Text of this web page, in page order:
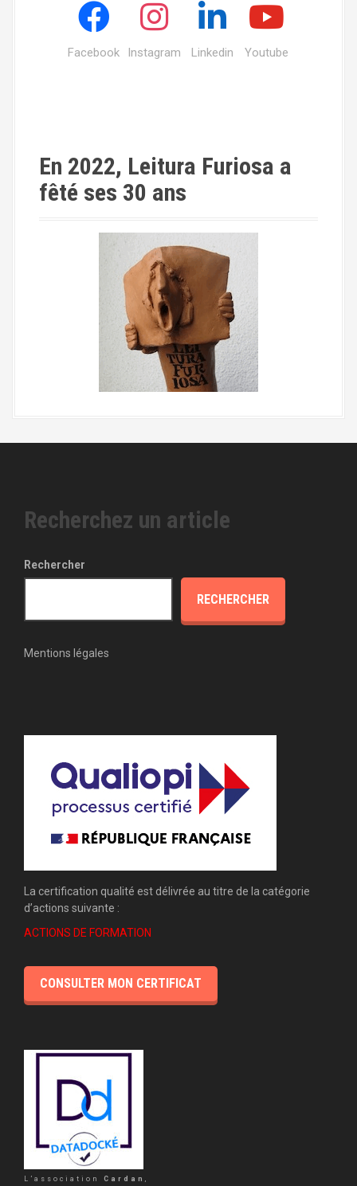
Facebook Instagram Linkedin Youtube
En 2022, Leitura Furiosa a
fêté ses 30 ans
Recherchez un article
Rechercher
RECHERCHER
Mentions légales
La certification qualité est délivrée au titre de la catégorie
d’actions suivante :
ACTIONS DE FORMATION
CONSULTER MON CERTIFICAT
L’association Cardan ,